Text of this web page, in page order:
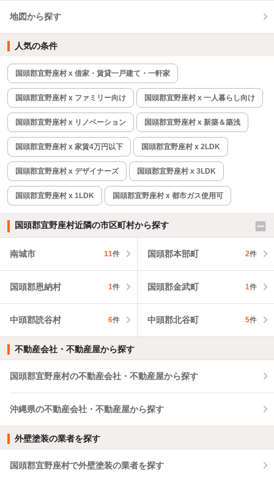
地図から探す
人気の条件
国頭郡宜野座村 x 借家・賃貸一戸建て・一軒家
国頭郡宜野座村 x ファミリー向け 国頭郡宜野座村 x 一人暮らし向け
国頭郡宜野座村 x リノベーション 国頭郡宜野座村 x 新築＆築浅
国頭郡宜野座村 x 家賃4万円以下 国頭郡宜野座村 x 2LDK
国頭郡宜野座村 x デザイナーズ 国頭郡宜野座村 x 3LDK
国頭郡宜野座村 x 1LDK 国頭郡宜野座村 x 都市ガス使用可
国頭郡宜野座村近隣の市区町村から探す
南城市 11件 国頭郡本部町 2件
国頭郡恩納村 1件 国頭郡金武町 1件
中頭郡読谷村 6件 中頭郡北谷町 5件
不動産会社・不動産屋から探す
国頭郡宜野座村の不動産会社・不動産屋から探す
沖縄県の不動産会社・不動産屋から探す
外壁塗装の業者を探す
国頭郡宜野座村で外壁塗装の業者を探す